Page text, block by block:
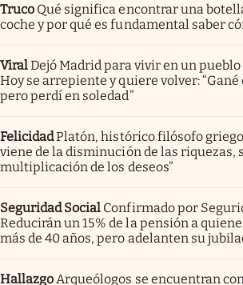
Truco Qué significa encontrar una
coche y por qué es fundamental saber
ViralDejó Madrid para vivir en un
Hoy se arrepiente y quiere volver:
pero perdí en soledad”
FelicidadPlatón, histórico filósofo
viene de la disminución de las riquezas,
multiplicación de los deseos”
Seguridad Social Confirmado por
Reducirán un 15% de la pensión a
más de 40 años, pero adelanten su
Hallazgo Arqueólogos se encuentran